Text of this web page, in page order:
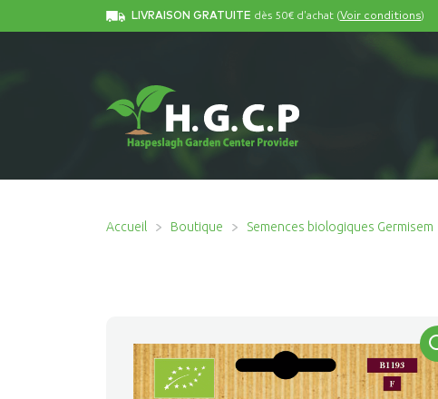
LIVRAISON GRATUITE dès 50€ d'achat (Voir conditions)
Accueil Boutique Semences biologiques Germisem